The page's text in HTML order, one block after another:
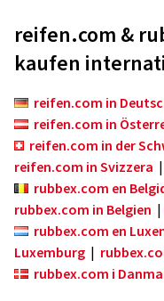
reifen.com &
kaufen
reifen.com in
reifen.com in
reifen.com in der
reifen.com in Svizzera |
rubbex.com en
rubbex.com in Belgien |
rubbex.com en
Luxemburg |
rubbex.com i